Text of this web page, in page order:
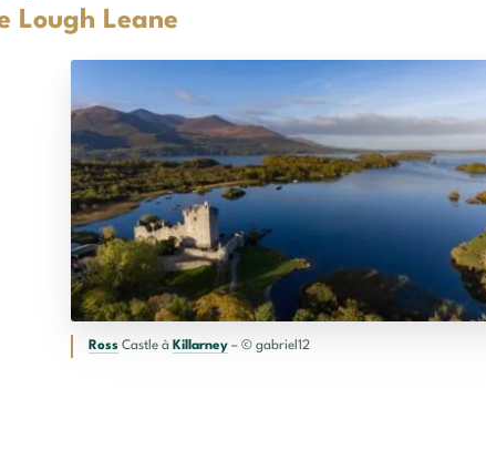
Lough Leane
Ross Castle à Killarney– © gabriel12